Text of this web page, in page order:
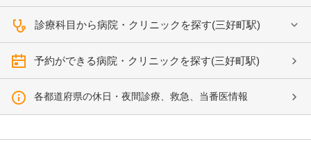
診療科目から病院・クリニックを探す(三好町駅)
予約ができる病院・クリニックを探す(三好町駅)
各都道府県の休日・夜間診療、救急、当番医情報